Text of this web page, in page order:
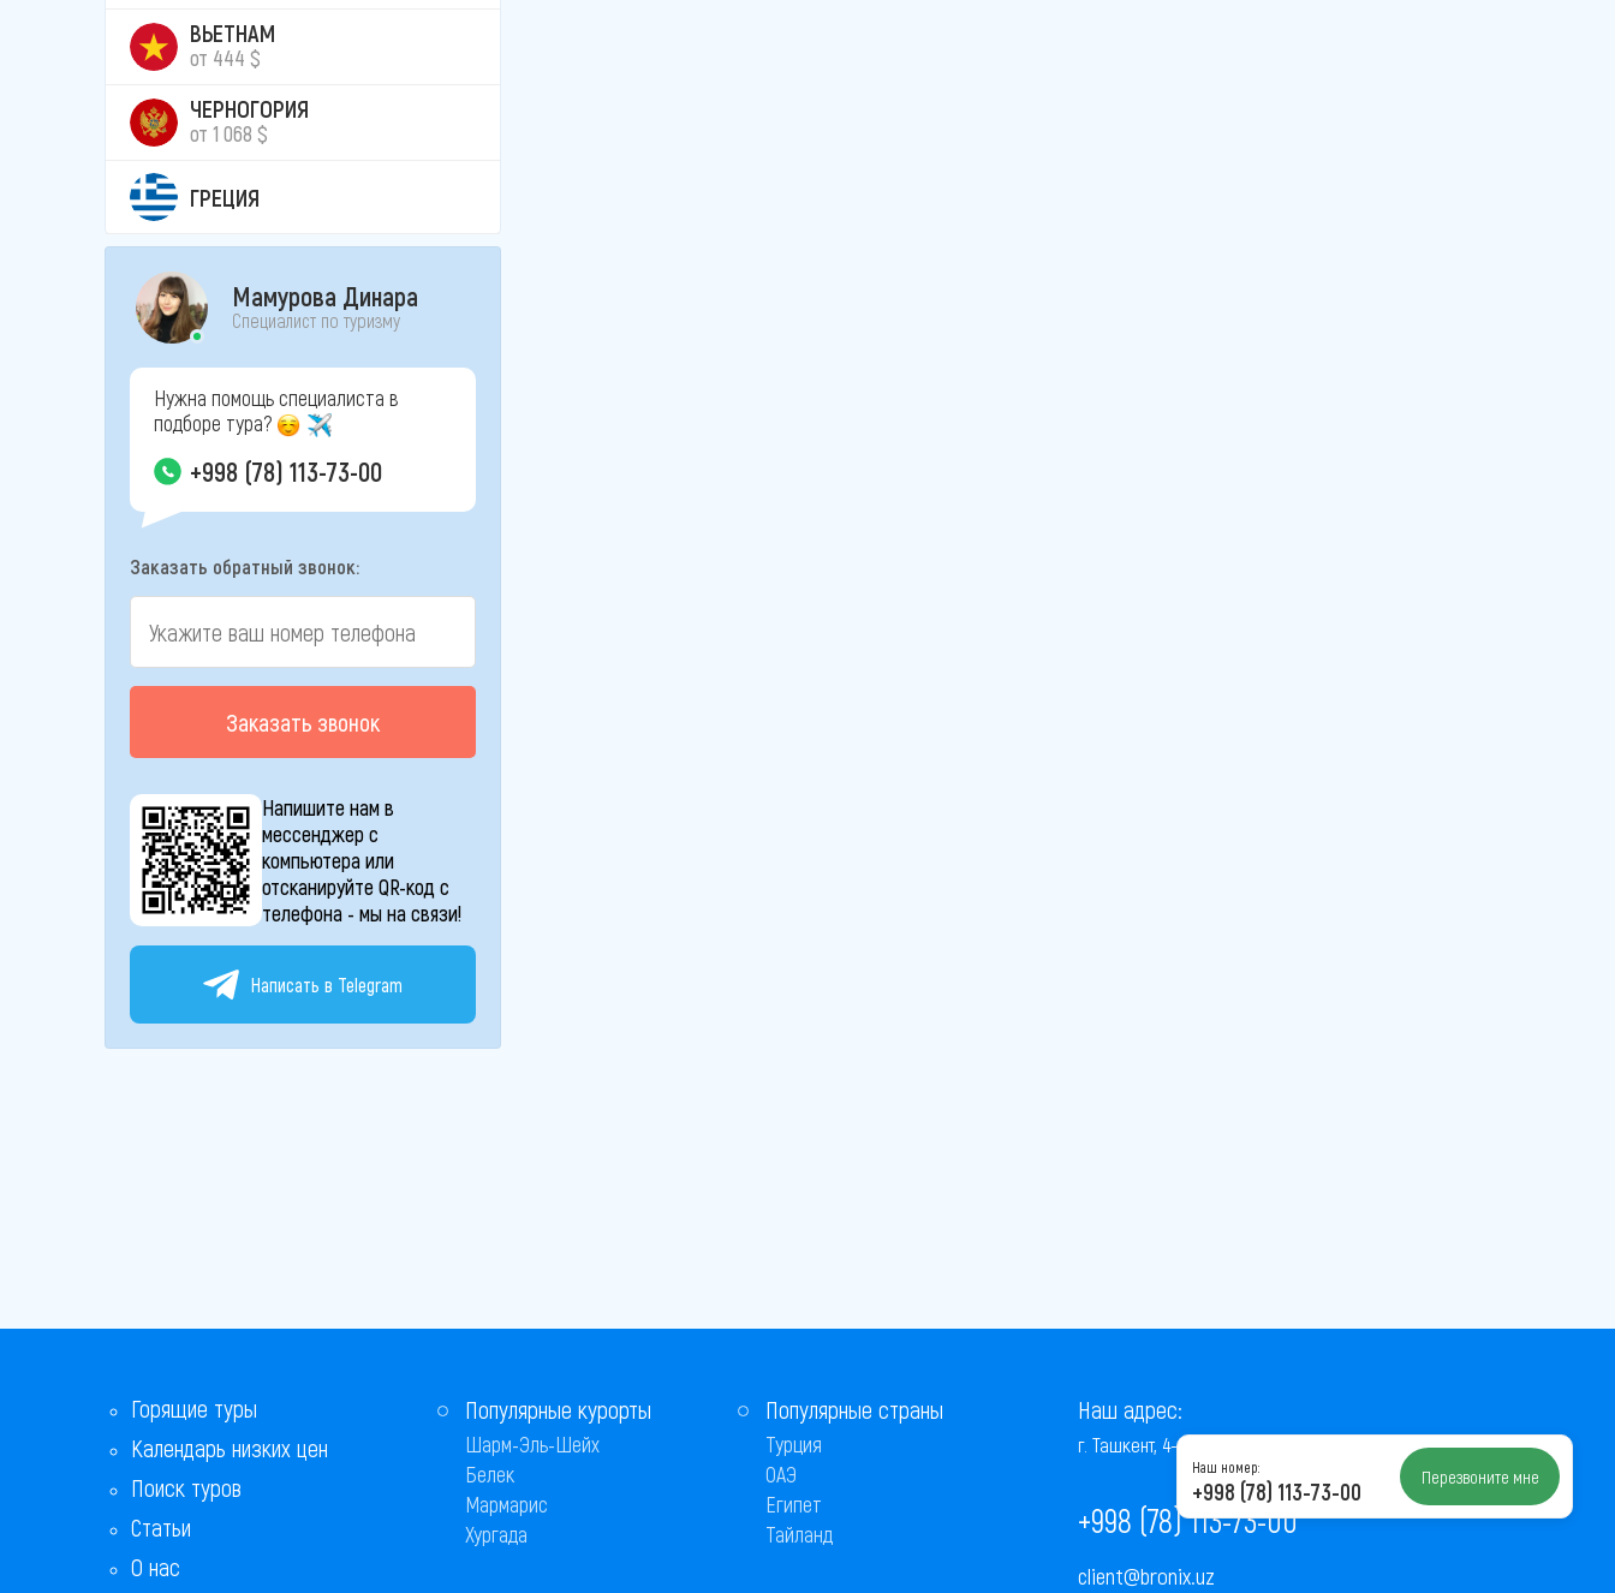
ВЬЕТНАМ
от 444 $
ЧЕРНОГОРИЯ
от 1 068 $
ГРЕЦИЯ
Мамурова Динара
Специалист по туризму
Нужна помощь специалиста в
подборе тура?
+998 (78) 113-73-00
Заказать обратный звонок:
Заказать звонок
Напишите нам в
мессенджер с
компьютера или
отсканируйте QR-код с
телефона - мы на связи!
Написать в Telegram
Горящие туры
Календарь низких цен
Поиск туров
Статьи
О нас
Популярные курорты
Шарм-Эль-Шейх
Белек
Мармарис
Хургада
Популярные страны
Турция
ОАЭ
Египет
Тайланд
Наш адрес:
г. Ташкент, 4-й проезд Ниёзбек Йули, 7
+998 (78) 113-73-00
client@bronix.uz
Наш номер:
+998 (78) 113-73-00 Перезвоните мне